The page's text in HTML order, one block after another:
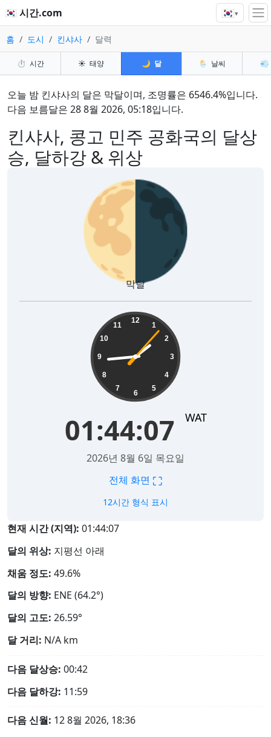
🇰🇷 시간.com 🇰🇷▾
홈 도시 킨샤사 달력
⏱️ 시간 ☀️ 태양 🌙 달 🌦️ 날씨 💨
킨샤사, 콩고 민주 공화국의 달상
승, 달하강 & 위상
오늘 밤 킨샤사의 달은 막달이며, 조명률은 6546.4%입니다.
다음 보름달은 28 8월 2026, 05:18입니다.
🌗
막달
12
1
2
3
4
5
6
7
8
9
10
11
01:44:08 WAT
2026년 8월 6일 목요일
전체 화면 ⛶
12시간 형식 표시
현재 시간 (지역): 01:44:08
달의 위상: 지평선 아래
채움 정도: 49.6%
달의 방향: ENE (64.2°)
달의 고도: 26.59°
달 거리: N/A km
다음 달상승: 00:42
다음 달하강: 11:59
다음 신월: 12 8월 2026, 18:36